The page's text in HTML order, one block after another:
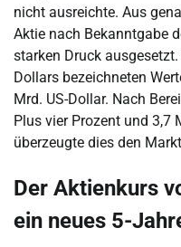
nicht ausreichte. Aus
Aktie nach Bekanntgabe
starken Druck
Dollars bezeichneten
Mrd. US-Dollar. Nach
Plus vier Prozent und 3,7
überzeugte dies den
Der Aktienkurs
ein neues 5-